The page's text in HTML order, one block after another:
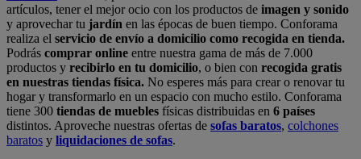
artículos, tener el mejor ocio con los productos de imagen y sonido
y aprovechar tu jardín en las épocas de buen tiempo. Conforama
realiza el servicio de envío a domicilio como recogida en tienda.
Podrás comprar online entre nuestra gama de más de 7.000
productos y recibirlo en tu domicilio, o bien con recogida gratis
en nuestras tiendas física. No esperes más para crear o renovar tu
hogar y transformarlo en un espacio con mucho estilo. Conforama
tiene 300 tiendas de muebles físicas distribuidas en 6 países
distintos. Aproveche nuestras ofertas de sofas baratos, colchones
baratos y liquidaciones de sofas.